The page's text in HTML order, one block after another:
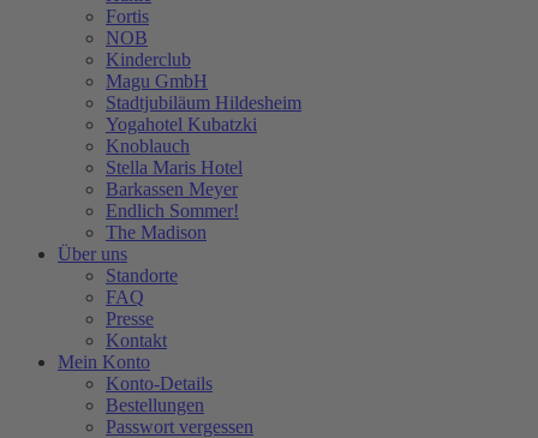
Fortis
NOB
Kinderclub
Magu GmbH
Stadtjubiläum Hildesheim
Yogahotel Kubatzki
Knoblauch
Stella Maris Hotel
Barkassen Meyer
Endlich Sommer!
The Madison
Über uns
Standorte
FAQ
Presse
Kontakt
Mein Konto
Konto-Details
Bestellungen
Passwort vergessen